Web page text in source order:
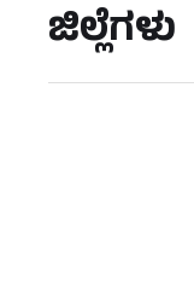
ಜಿಲ್ಲೆಗಳು